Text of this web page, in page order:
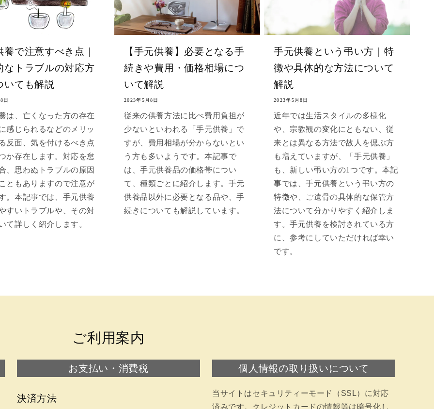
養で注意すべき点｜
なトラブルの対応方
いても解説
日
は、亡くなった方の存在
感じられるなどのメリッ
反面、気を付けるべき点
か存在します。対応を怠
、思わぬトラブルの原因
ともありますので注意が
。本記事では、手元供養
すいトラブルや、その対
て詳しく紹介します。
【手元供養】必要となる手
続きや費用・価格相場につ
いて解説
2023年5月8日
従来の供養方法に比べ費用負担が
少ないといわれる「手元供養」で
すが、費用相場が分からないとい
う方も多いようです。本記事で
は、手元供養品の価格帯につい
て、種類ごとに紹介します。手元
供養品以外に必要となる品や、手
続きについても解説しています。
手元供養という弔い方｜特
徴や具体的な方法について
解説
2023年5月8日
近年では生活スタイルの多様化
や、宗教観の変化にともない、従
来とは異なる方法で故人を偲ぶ方
も増えていますが、「手元供養」
も、新しい弔い方の1つです。本記
事では、手元供養という弔い方の
特徴や、ご遺骨の具体的な保管方
法について分かりやすく紹介しま
す。手元供養を検討されている方
に、参考にしていただければ幸い
です。
ご利用案内
お支払い・消費税
決済方法
個人情報の取り扱いについて
当サイトはセキュリティーモード（SSL）に対応
済みです。クレジットカードの情報等は暗号化し